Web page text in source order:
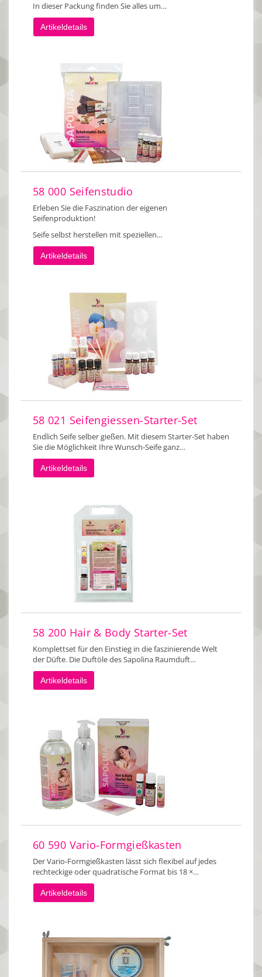
In dieser Packung finden Sie alles um…
Artikeldetails
58 000 Seifenstudio
Erleben Sie die Faszination der eigenen
Seifenproduktion!
Seife selbst herstellen mit speziellen…
Artikeldetails
58 021 Seifengiessen-Starter-Set
Endlich Seife selber gießen. Mit diesem Starter-Set haben
Sie die Möglichkeit Ihre Wunsch-Seife ganz…
Artikeldetails
58 200 Hair & Body Starter-Set
Komplettset für den Einstieg in die faszinierende Welt
der Düfte. Die Duftöle des Sapolina Raumduft…
Artikeldetails
60 590 Vario-Formgießkasten
Der Vario‑Formgießkasten lässt sich flexibel auf jedes
rechteckige oder quadratische Format bis 18 ×…
Artikeldetails